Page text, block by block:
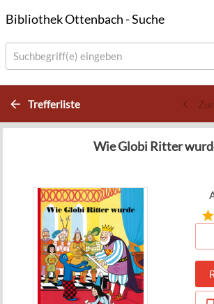
Bibliothek Ottenbach - Suche
Suchbegriff(e) eingeben
Trefferliste
Wie Globi Ritter